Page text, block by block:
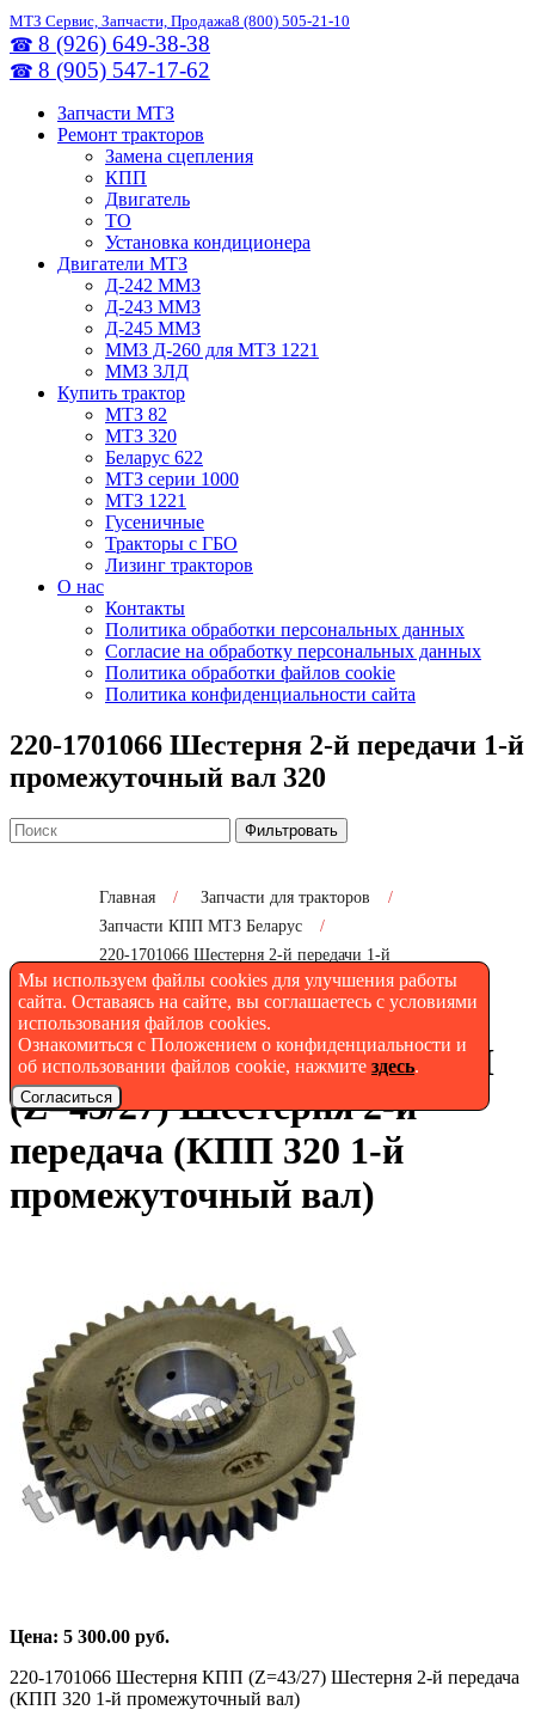
Мы используем файлы cookies для улучшения работы
сайта. Оставаясь на сайте, вы соглашаетесь с условиями
использования файлов cookies.
Ознакомиться с Положением о конфиденциальности и
об использовании файлов cookie, нажмите здесь.
Согласиться
МТЗ Сервис, Запчасти, Продажа8 (800) 505-21-10
☎ 8 (926) 649-38-38
☎ 8 (905) 547-17-62
Запчасти МТЗ
Ремонт тракторов
Замена сцепления
КПП
Двигатель
ТО
Установка кондиционера
Двигатели МТЗ
Д-242 ММЗ
Д-243 ММЗ
Д-245 ММЗ
ММЗ Д-260 для МТЗ 1221
ММЗ 3ЛД
Купить трактор
МТЗ 82
МТЗ 320
Беларус 622
МТЗ серии 1000
МТЗ 1221
Гусеничные
Тракторы с ГБО
Лизинг тракторов
О нас
Контакты
Политика обработки персональных данных
Согласие на обработку персональных данных
Политика обработки файлов cookie
Политика конфиденциальности сайта
220-1701066 Шестерня 2-й передачи 1-й
промежуточный вал 320
Фильтровать
Главная / Запчасти для тракторов
/
Запчасти КПП МТЗ Беларус
/
220-1701066 Шестерня 2-й передачи 1-й
промежуточный вал 320
220-1701066 Шестерня КПП
(Z=43/27) Шестерня 2-й
передача (КПП 320 1-й
промежуточный вал)
Цена: 5 300.00 руб.
220-1701066 Шестерня КПП (Z=43/27) Шестерня 2-й передача
(КПП 320 1-й промежуточный вал)